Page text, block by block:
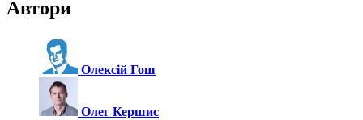
Автори
Олексій Гош
Олег Кершис